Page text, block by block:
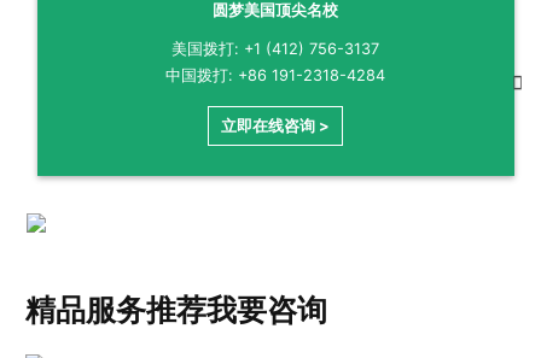
圆梦美国顶尖名校
美国拨打: +1 (412) 756-3137
中国拨打: +86 191-2318-4284
立即在线咨询 >
精品服务推荐我要咨询